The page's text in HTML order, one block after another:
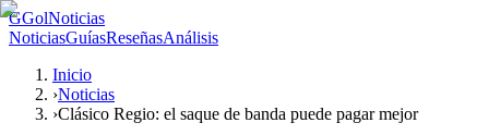
GGolNoticias
NoticiasGuíasReseñasAnálisis
Inicio
›Noticias
›Clásico Regio: el saque de banda puede pagar mejor